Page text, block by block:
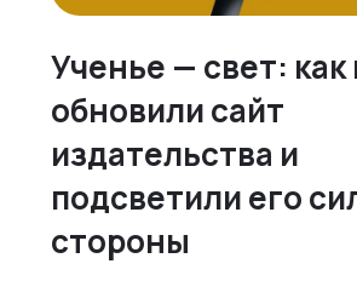
Ученье — свет:
обновили сайт
издательства и
подсветили его
стороны